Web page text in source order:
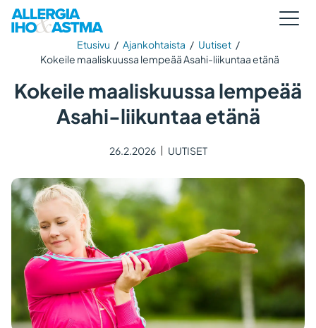
Etusivu / Ajankohtaista / Uutiset /
Kokeile maaliskuussa lempeää Asahi-liikuntaa etänä
Kokeile maaliskuussa lempeää
Asahi-liikuntaa etänä
26.2.2026 UUTISET